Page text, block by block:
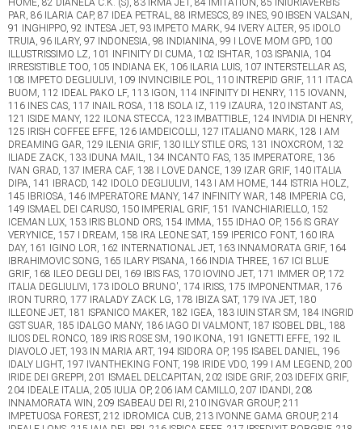
PAR, 86 ILARIA CAP, 87 IDEA PETRAL, 88 IRMESCS, 89 INES, 90 IBSEN VALSAN,
91 INGHIPPO, 92 INTESA JET, 93 IMPETO MARK, 94 IVERY ALTER, 95 IDOLO
TRUIA, 96 ILARY, 97 INDONESIA, 98 INDIANINA, 99 I LOVE MOM GPD, 100
ILLUSTRISSIMO LZ, 101 INFINITY DI CUMA, 102 ISHTAR, 103 ISPANIA, 104
IRRESISTIBLE TOO, 105 INDIANA EK, 106 ILARIA LUIS, 107 INTERSTELLAR AS,
108 IMPETO DEGLIULIVI, 109 INVINCIBILE POL, 110 INTREPID GRIF, 111 ITACA
BUOM, 112 IDEAL PAKO LF, 113 IGON, 114 INFINITY DI HENRY, 115 IOVANN,
116 INES CAS, 117 INAIL ROSA, 118 ISOLA IZ, 119 IZAURA, 120 INSTANT AS,
121 ISIDE MANY, 122 ILONA STECCA, 123 IMBATTIBLE, 124 INVIDIA DI HENRY,
125 IRISH COFFEE EFFE, 126 IAMDEICOLLI, 127 ITALIANO MARK, 128 I AM
DREAMING GAR, 129 ILENIA GRIF, 130 ILLY STILE ORS, 131 INOXCROM, 132
ILIADE ZACK, 133 IDUNA MAIL, 134 INCANTO FAS, 135 IMPERATORE, 136
IVAN GRAD, 137 IMERA CAF, 138 I LOVE DANCE, 139 IZAR GRIF, 140 ITALIA
DIPA, 141 IBRACD, 142 IDOLO DEGLIULIVI, 143 I AM HOME, 144 ISTRIA HOLZ,
145 IBRIOSA, 146 IMPERATORE MANY, 147 INFINITY WAR, 148 IMPERIA CG,
149 ISMAEL DEI CARUSO, 150 IMPERIAL GRIF, 151 IVANCHIARIELLO, 152
ICEMAN LUX, 153 IRIS BLOND ORS, 154 IMMA, 155 IDHAO OP, 156 IS GRAY
VERYNICE, 157 I DREAM, 158 IRA LEONE SAT, 159 IPERICO FONT, 160 IRA
DAY, 161 IGINO LOR, 162 INTERNATIONAL JET, 163 INNAMORATA GRIF, 164
IBRAHIMOVIC SONG, 165 ILARY PISANA, 166 INDIA THREE, 167 ICI BLUE
GRIF, 168 ILEO DEGLI DEI, 169 IBIS FAS, 170 IOVINO JET, 171 IMMER OP, 172
ITALIA DEGLIULIVI, 173 IDOLO BRUNO', 174 IRISS, 175 IMPONENTMAR, 176
IRON TURRO, 177 IRALADY ZACK LG, 178 IBIZA SAT, 179 IVA JET, 180
ILLEONE JET, 181 ISPANICO MAKER, 182 IGEA, 183 IUIN STAR SM, 184 INGRID
GST SUAR, 185 IDALGO MANY, 186 IAGO DI VALMONT, 187 ISOBEL DBL, 188
ILIOS DEL RONCO, 189 IRIS ROSE SM, 190 IKONA, 191 IGNETTI EFFE, 192 IL
DIAVOLO JET, 193 IN MARIA ART, 194 ISIDORA OP, 195 ISABEL DANIEL, 196
IDALY LIGHT, 197 IVANTHEKING FONT, 198 IRIDE VDO, 199 I AM LEGEND, 200
IRIDE DEI GREPPI, 201 ISMAEL DELCAPITAN, 202 ISIDE GRIF, 203 IDEFIX GRIF,
204 IDEALE ITALIA, 205 IULIA OP, 206 IAM CAMILLO, 207 IDANDI, 208
INNAMORATA WIN, 209 ISABEAU DEI RI, 210 INGVAR GROUP, 211
IMPETUOSA FOREST, 212 IDROMICA CUB, 213 IVONNE GAMA GROUP, 214